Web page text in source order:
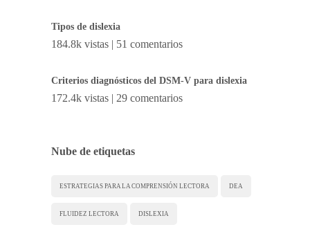
Tipos de dislexia
184.8k vistas | 51 comentarios
Criterios diagnósticos del DSM-V para dislexia
172.4k vistas | 29 comentarios
Nube de etiquetas
ESTRATEGIAS PARA LA COMPRENSIÓN LECTORA DEA
FLUIDEZ LECTORA DISLEXIA